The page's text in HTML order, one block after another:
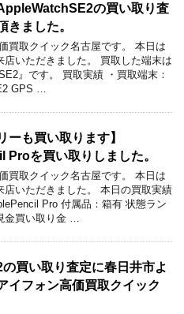
の買い取り査
きました。
買取クイック名古屋です。 本日は
店いただきました。 買取した端末は
』です。 買取実績 ・買取端末：
GPS …
ーも買い取ります】
を買い取りしました。
買取クイック名古屋です。 本日は
店いただきました。 本日の買取実績
Pro 付属品：箱有 状態ラン
金買い取り金 …
買い取り査定に春日井市よ
イフォン高価買取クイック